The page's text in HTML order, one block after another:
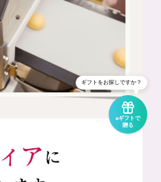
eギフトで
贈る
ギフトをお探しですか？